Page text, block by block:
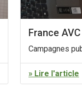
France
Campagnes
» Lire l'article